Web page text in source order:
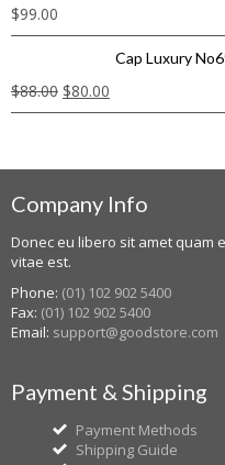
$99.00
Cap Luxury
$88.00 $80.00
Company Info
Donec eu libero sit amet quam
vitae est.
Phone: (01) 102 902 5400
Fax: (01) 102 902 5400
Email: support@goodstore.com
Payment & Shipping
Payment Methods
Shipping Guide